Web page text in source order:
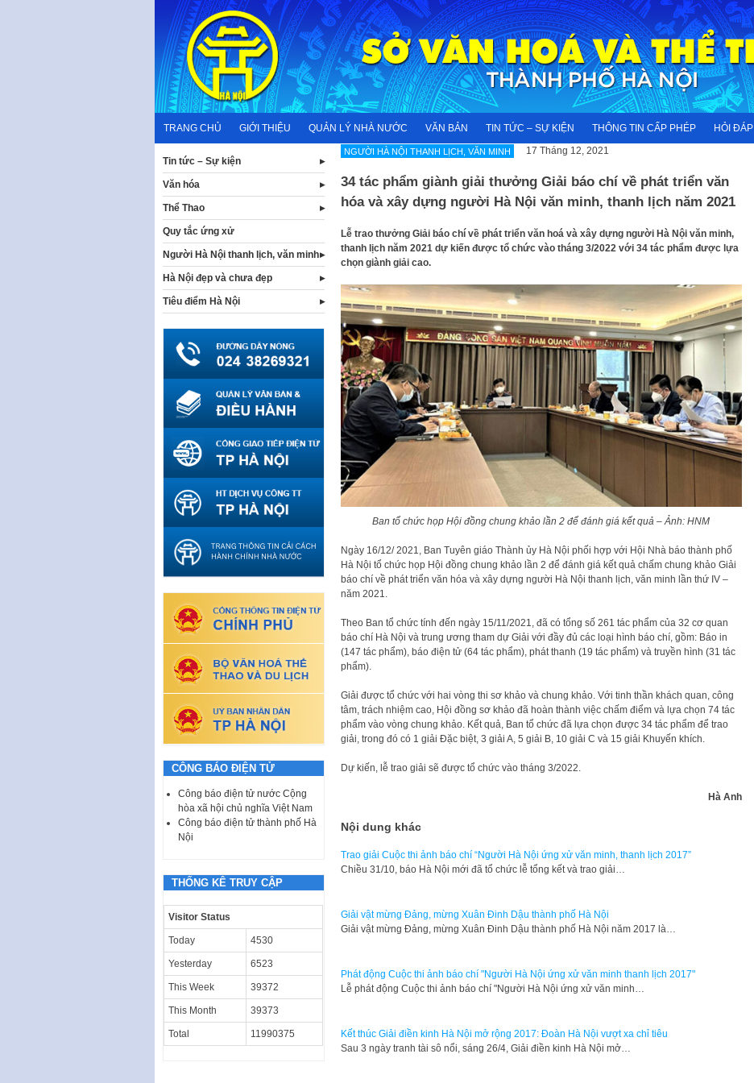
content
TRANG CHỦ GIỚI THIỆU QUẢN LÝ NHÀ NƯỚC VĂN BẢN TIN TỨC – SỰ KIỆN THÔNG TIN CẤP PHÉP HỎI ĐÁP
NGƯỜI HÀ NỘI THANH LỊCH, VĂN MINH 17 Tháng 12, 2021
34 tác phẩm giành giải thưởng Giải báo chí về phát triển văn
hóa và xây dựng người Hà Nội văn minh, thanh lịch năm 2021
Lễ trao thưởng Giải báo chí về phát triển văn hoá và xây dựng người Hà Nội văn minh,
thanh lịch năm 2021 dự kiến được tổ chức vào tháng 3/2022 với 34 tác phẩm được lựa
chọn giành giải cao.
Ban tổ chức họp Hội đồng chung khảo lần 2 để đánh giá kết quả – Ảnh: HNM
Ngày 16/12/ 2021, Ban Tuyên giáo Thành ủy Hà Nội phối hợp với Hội Nhà báo thành phố
Hà Nội tổ chức họp Hội đồng chung khảo lần 2 để đánh giá kết quả chấm chung khảo Giải
báo chí về phát triển văn hóa và xây dựng người Hà Nội thanh lịch, văn minh lần thứ IV –
năm 2021.
Theo Ban tổ chức tính đến ngày 15/11/2021, đã có tổng số 261 tác phẩm của 32 cơ quan
báo chí Hà Nội và trung ương tham dự Giải với đầy đủ các loại hình báo chí, gồm: Báo in
(147 tác phẩm), báo điện tử (64 tác phẩm), phát thanh (19 tác phẩm) và truyền hình (31 tác
phẩm).
Giải được tổ chức với hai vòng thi sơ khảo và chung khảo. Với tinh thần khách quan, công
tâm, trách nhiệm cao, Hội đồng sơ khảo đã hoàn thành việc chấm điểm và lựa chọn 74 tác
phẩm vào vòng chung khảo. Kết quả, Ban tổ chức đã lựa chọn được 34 tác phẩm để trao
giải, trong đó có 1 giải Đặc biệt, 3 giải A, 5 giải B, 10 giải C và 15 giải Khuyến khích.
Dự kiến, lễ trao giải sẽ được tổ chức vào tháng 3/2022.
Hà Anh
Nội dung khác
Trao giải Cuộc thi ảnh báo chí “Người Hà Nội ứng xử văn minh, thanh lịch 2017”
Chiều 31/10, báo Hà Nội mới đã tổ chức lễ tổng kết và trao giải…
Giải vật mừng Đảng, mừng Xuân Đinh Dậu thành phố Hà Nội
Giải vật mừng Đảng, mừng Xuân Đinh Dậu thành phố Hà Nội năm 2017 là…
Phát động Cuộc thi ảnh báo chí "Người Hà Nội ứng xử văn minh thanh lịch 2017"
Lễ phát động Cuộc thi ảnh báo chí "Người Hà Nội ứng xử văn minh…
Kết thúc Giải điền kinh Hà Nội mở rộng 2017: Đoàn Hà Nội vượt xa chỉ tiêu
Sau 3 ngày tranh tài sô nổi, sáng 26/4, Giải điền kinh Hà Nội mở…
Tin tức – Sự kiện
Văn hóa
Thể Thao
Quy tắc ứng xử
Người Hà Nội thanh lịch, văn minh
Hà Nội đẹp và chưa đẹp
Tiêu điểm Hà Nội
CÔNG BÁO ĐIỆN TỬ
Công báo điện tử nước Cộng
hòa xã hội chủ nghĩa Việt Nam
Công báo điện tử thành phố Hà
Nội
THỐNG KÊ TRUY CẬP
Visitor Status
Today 4530
Yesterday 6523
This Week 39372
This Month 39373
Total 11990375